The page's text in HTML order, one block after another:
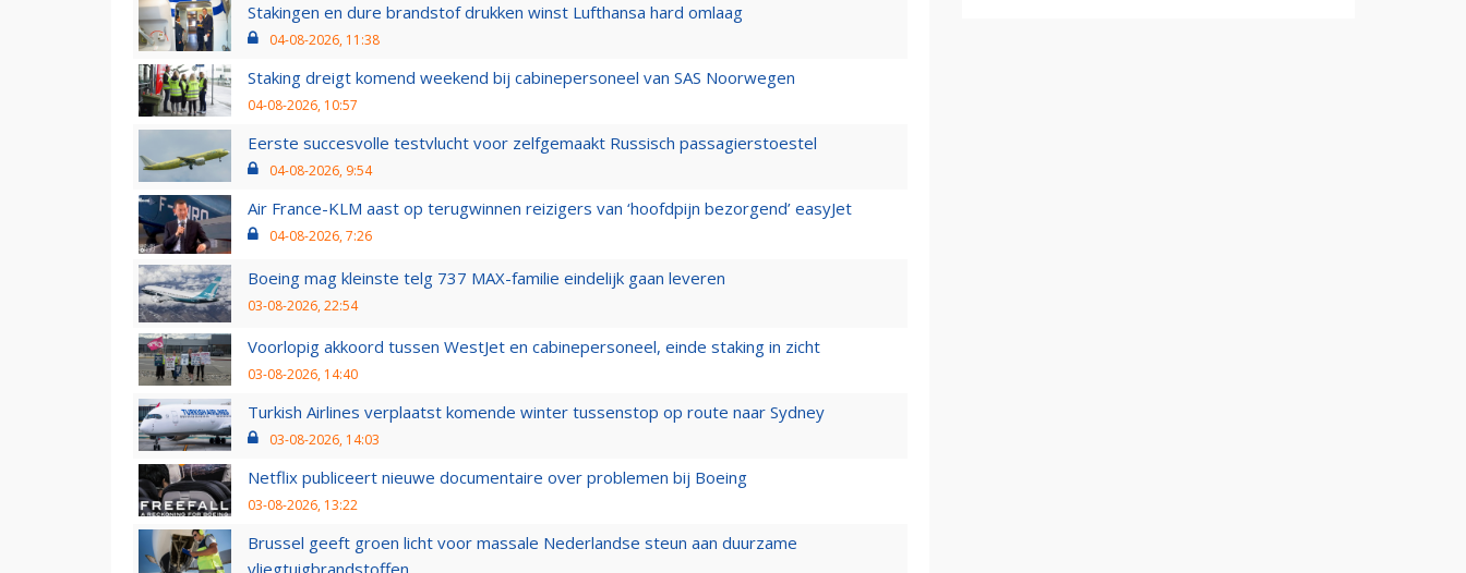
Stakingen en dure brandstof drukken winst Lufthansa hard omlaag
04-08-2026, 11:38
Staking dreigt komend weekend bij cabinepersoneel van SAS Noorwegen
04-08-2026, 10:57
Eerste succesvolle testvlucht voor zelfgemaakt Russisch passagierstoestel
04-08-2026, 9:54
Air France-KLM aast op terugwinnen reizigers van ‘hoofdpijn bezorgend’ easyJet
04-08-2026, 7:26
Boeing mag kleinste telg 737 MAX-familie eindelijk gaan leveren
03-08-2026, 22:54
Voorlopig akkoord tussen WestJet en cabinepersoneel, einde staking in zicht
03-08-2026, 14:40
Turkish Airlines verplaatst komende winter tussenstop op route naar Sydney
03-08-2026, 14:03
Netflix publiceert nieuwe documentaire over problemen bij Boeing
03-08-2026, 13:22
Brussel geeft groen licht voor massale Nederlandse steun aan duurzame